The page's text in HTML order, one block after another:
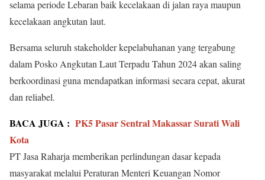
selama periode Lebaran baik kecelakaan di jalan raya maupun
kecelakaan angkutan laut.
Bersama seluruh stakeholder kepelabuhanan yang tergabung
dalam Posko Angkutan Laut Terpadu Tahun 2024 akan saling
berkoordinasi guna mendapatkan informasi secara cepat, akurat
dan reliabel.
BACA JUGA : PK5 Pasar Sentral Makassar Surati Wali
Kota
PT Jasa Raharja memberikan perlindungan dasar kepada
masyarakat melalui Peraturan Menteri Keuangan Nomor